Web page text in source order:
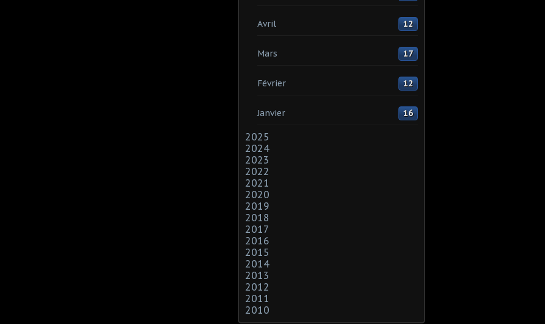
Avril 12
Mars 17
Février 12
Janvier 16
2025
2024
2023
2022
2021
2020
2019
2018
2017
2016
2015
2014
2013
2012
2011
2010